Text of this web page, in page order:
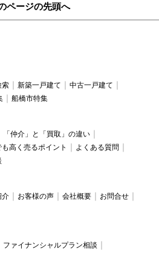
ページの先頭へ
索 新築一戸建て
中古一戸建て
船橋市特集
「仲介」と「買取」の違い
も高く売るポイント
よくある質問
介 お客様の声 会社概要
お問合せ
ファイナンシャルプラン相談